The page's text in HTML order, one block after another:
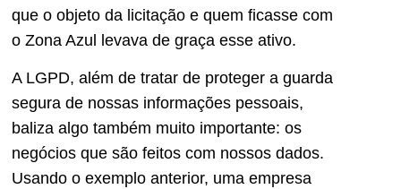
que o objeto da licitação e quem ficasse com
o Zona Azul levava de graça esse ativo.
A LGPD, além de tratar de proteger a guarda
segura de nossas informações pessoais,
baliza algo também muito importante: os
negócios que são feitos com nossos dados.
Usando o exemplo anterior, uma empresa